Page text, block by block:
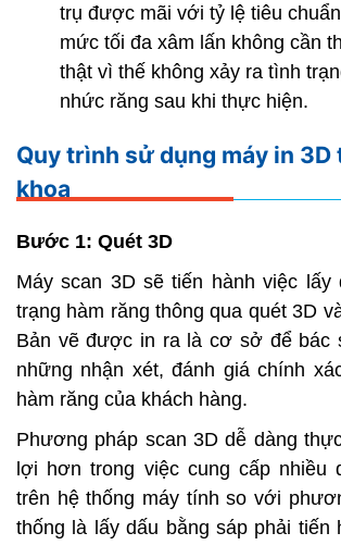
trụ được mãi với tỷ lệ tiêu
mức tối đa xâm lấn không cần
thật vì thế không xảy ra tình
nhức răng sau khi thực hiện.
Quy trình sử dụng máy in 3D
khoa
Bước 1: Quét 3D
Máy scan 3D sẽ tiến hành việc
trạng hàm răng thông qua quét 3D
Bản vẽ được in ra là cơ sở để bác
những nhận xét, đánh giá chính
hàm răng của khách hàng.
Phương pháp scan 3D dễ dàng
lợi hơn trong việc cung cấp nhiều
trên hệ thống máy tính so với
thống là lấy dấu bằng sáp phải tiến